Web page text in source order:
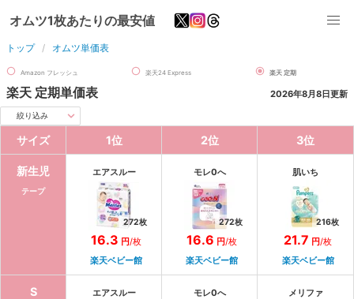
オムツ1枚あたりの最安値
トップ オムツ単価表
Amazon フレッシュ 楽天24 Express 楽天 定期
楽天 定期単価表 2026年8月8日更新
絞り込み
サイズ 1位 2位 3位
新生児
テープ
エアスルー
272枚
16.3 円/枚
楽天ベビー館
モレ0へ
272枚
16.6 円/枚
楽天ベビー館
肌いち
216枚
21.7 円/枚
楽天ベビー館
S エアスルー モレ0へ メリファ